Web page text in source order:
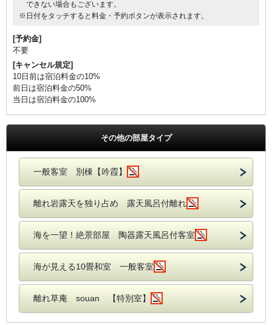
できない場合もございます。
※日付をタッチすると料金・予約ボタンが表示されます。
[予約金]
不要
[キャンセル規定]
10日前は宿泊料金の10%
前日は宿泊料金の50%
当日は宿泊料金の100%
その他の部屋タイプ
一般客室 別棟【吟霞】
離れ岩露天を独り占め 露天風呂付離れ
海を一望！絶景部屋 陶器露天風呂付客室
海が見える10畳和室 一般客室
離れ草庵 souan 【特別室】